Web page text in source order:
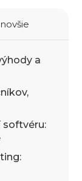
a
softvéru: